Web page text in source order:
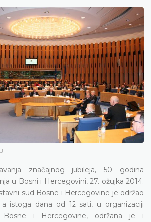
značajnog jubileja, 50 godina
u Bosni i Hercegovini, 27. ožujka 2014.
sud Bosne i Hercegovine je održao
a istoga dana od 12 sati, u organizaciji
Bosne i Hercegovine, održana je i